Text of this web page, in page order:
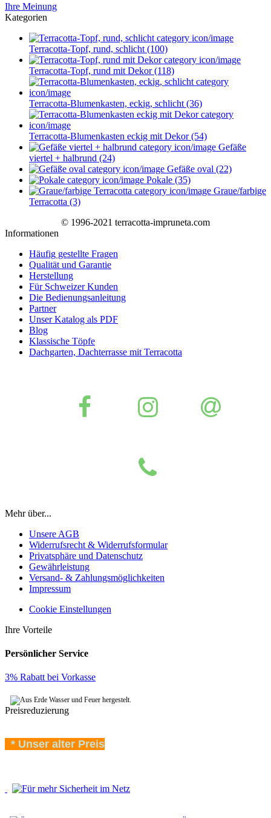
Ihre Meinung
Kategorien
Terracotta-Topf, rund, schlicht (100)
Terracotta-Topf, rund mit Dekor (118)
Terracotta-Blumenkasten, eckig, schlicht (36)
Terracotta-Blumenkasten eckig mit Dekor (54)
Gefäße
viertel + halbrund (24)
Gefäße oval (22)
Pokale (35)
Graue/farbige
Terracotta (3)
© 1996-2021 terracotta-impruneta.com
Informationen
Häufig gestellte Fragen
Qualität und Garantie
Herstellung
Für Schweizer Kunden
Die Bedienungsanleitung
Partner
Unser Katalog als PDF
Blog
Klassische Töpfe
Dachgarten, Dachterrasse mit Terracotta
Mehr über...
Unsere AGB
Widerrufsrecht & Widerrufsformular
Privatsphäre und Datenschutz
Gewährleistung
Versand- & Zahlungsmöglichkeiten
Impressum
Cookie Einstellungen
Ihre Vorteile
Persönlicher Service
3% Rabatt bei Vorkasse
Preisreduzierung
* Unser alter Preis